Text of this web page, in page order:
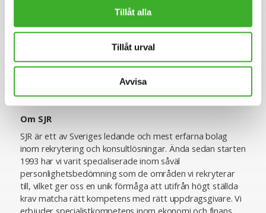
Tillåt alla
Tillåt urval
Avvisa
E-mail me
Om SJR
SJR är ett av Sveriges ledande och mest erfarna bolag
inom rekrytering och konsultlösningar. Ända sedan starten
1993 har vi varit specialiserade inom såväl
personlighetsbedömning som de områden vi rekryterar
till, vilket ger oss en unik förmåga att utifrån högt ställda
krav matcha rätt kompetens med rätt uppdragsgivare. Vi